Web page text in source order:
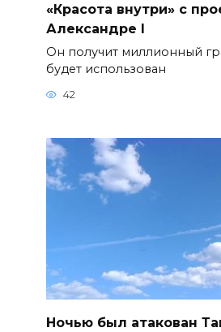
«Красота внутри» с
Александре I
Он получит миллионный
будет использован
42
Ночью был атакован